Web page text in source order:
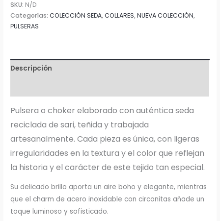
SKU: N/D
Categorías:COLECCIÓN SEDA,COLLARES,NUEVA COLECCIÓN,
PULSERAS
Descripción
Pulsera o choker elaborado con auténtica seda
reciclada de sari, teñida y trabajada
artesanalmente. Cada pieza es única, con ligeras
irregularidades en la textura y el color que reflejan
la historia y el carácter de este tejido tan especial.
Su delicado brillo aporta un aire boho y elegante, mientras
que el charm de acero inoxidable con circonitas añade un
toque luminoso y sofisticado.